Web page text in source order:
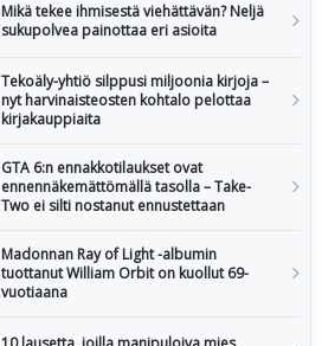
Mikä tekee ihmisestä viehättävän? Neljä
sukupolvea painottaa eri asioita
Tekoäly-yhtiö silppusi miljoonia kirjoja –
nyt harvinaisteosten kohtalo pelottaa
kirjakauppiaita
GTA 6:n ennakkotilaukset ovat
ennennäkemättömällä tasolla – Take-
Two ei silti nostanut ennustettaan
Madonnan Ray of Light -albumin
tuottanut William Orbit on kuollut 69-
vuotiaana